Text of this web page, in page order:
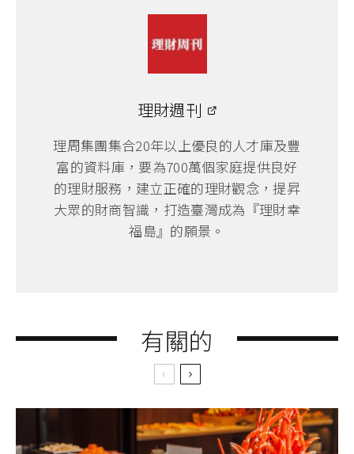
理財週刊
理周集團集合20年以上優良的人才庫及豐
富的資料庫，要為700萬個家庭提供良好
的理財服務，建立正確的理財觀念，提昇
大眾的財商智識，打造臺灣成為『理財幸
福島』的願景。
有關的